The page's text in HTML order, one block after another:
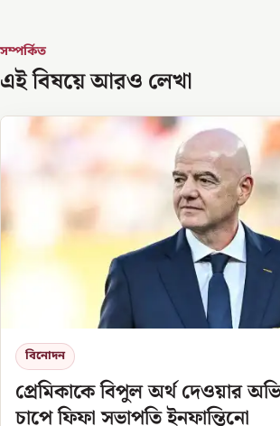
সম্পর্কিত
এই বিষয়ে আরও লেখা
বিনোদন
প্রেমিকাকে বিপুল অর্থ দেওয়ার
চাপে ফিফা সভাপতি ইনফান্তিনো